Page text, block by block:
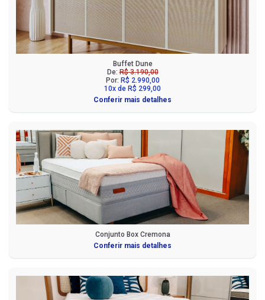
Buffet Dune
De:R$ 3.190,00
Por: R$ 2.990,00
10x de R$ 299,00
Conferir mais detalhes
Conjunto Box Cremona
Conferir mais detalhes